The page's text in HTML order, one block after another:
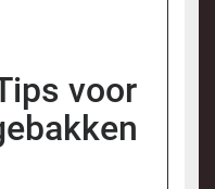
voor